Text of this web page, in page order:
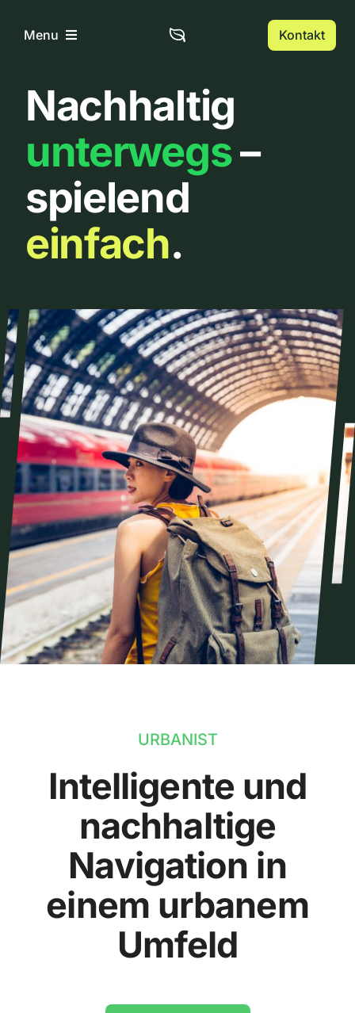
InhaltMenu
Home
Über uns
Urbanlist
Kontakt
Nachhaltig
unterwegs–
spielend
einfach.
URBANIST
Intelligente und
nachhaltige
Navigation in
einem urbanem
Umfeld